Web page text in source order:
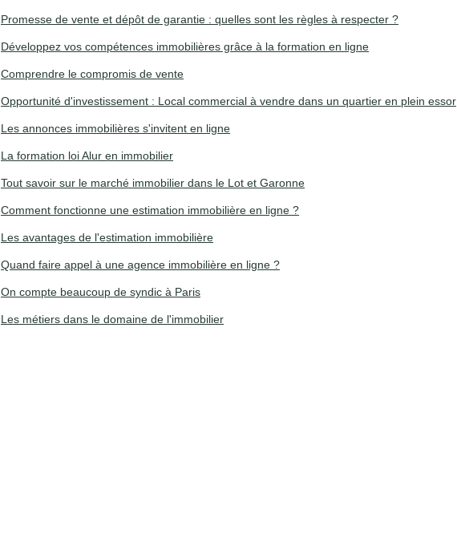
Promesse de vente et dépôt de garantie : quelles sont les règles à respecter ?
Développez vos compétences immobilières grâce à la formation en ligne
Comprendre le compromis de vente
Opportunité d'investissement : Local commercial à vendre dans un quartier en plein essor
Les annonces immobilières s'invitent en ligne
La formation loi Alur en immobilier
Tout savoir sur le marché immobilier dans le Lot et Garonne
Comment fonctionne une estimation immobilière en ligne ?
Les avantages de l'estimation immobilière
Quand faire appel à une agence immobilière en ligne ?
On compte beaucoup de syndic à Paris
Les métiers dans le domaine de l'immobilier